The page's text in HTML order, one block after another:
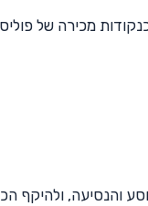
מכירה של
והנסיעה, ולהיקף